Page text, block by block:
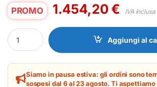
PROMO 1.454,20€ IVA inclusa
PC Dell Pro Tower Essential Intel Core Ultra
Aggiungi al
Siamo in pausa estiva: gli ordini sono
sospesi dal 6 al 23 agosto. Ti